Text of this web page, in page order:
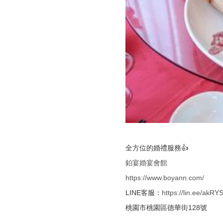
全方位的婚禮服務👍
鉑宴婚宴會館
https://www.boyann.com/
LINE客服： https://lin.ee/
桃園市桃園區德華街128號